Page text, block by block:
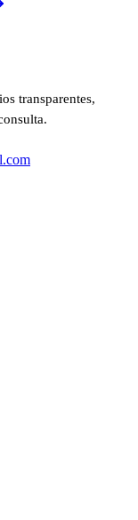
transparentes,